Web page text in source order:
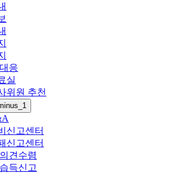
응
실
위원 추천
신고센터
신고센터
견수렴
득신고